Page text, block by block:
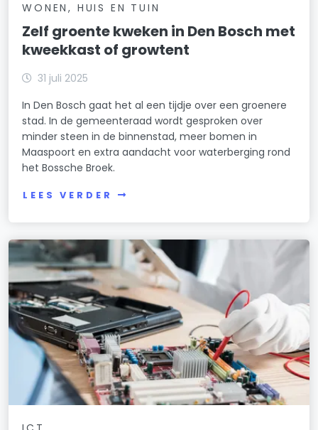
WONEN, HUIS EN TUIN
Zelf groente kweken in Den Bosch met
kweekkast of growtent
31 juli 2025
In Den Bosch gaat het al een tijdje over een groenere
stad. In de gemeenteraad wordt gesproken over
minder steen in de binnenstad, meer bomen in
Maaspoort en extra aandacht voor waterberging rond
het Bossche Broek.
LEES VERDER